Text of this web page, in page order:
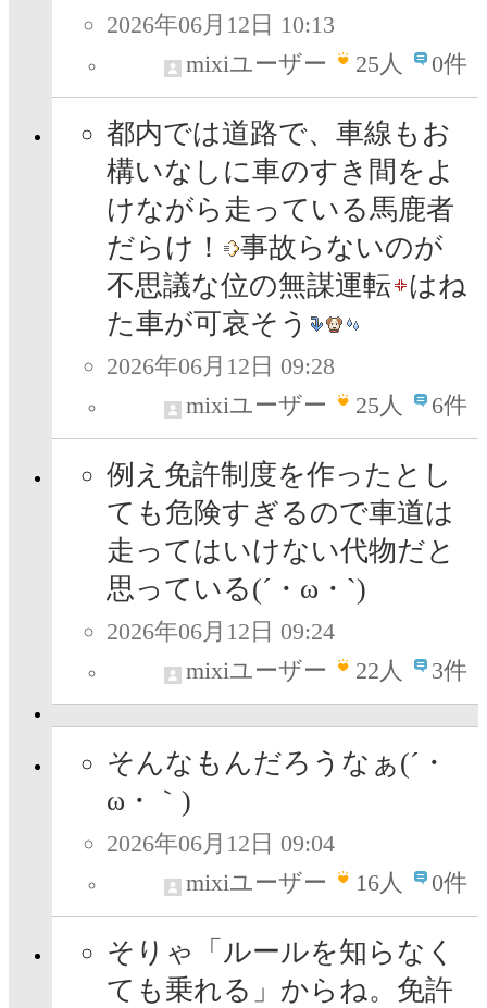
2026年06月12日 10:13
mixiユーザー
25人 0件
都内では道路で、車線もお
構いなしに車のすき間をよ
けながら走っている馬鹿者
だらけ！
事故らないのが
不思議な位の無謀運転 はね
た車が可哀そう
2026年06月12日 09:28
mixiユーザー
25人 6件
例え免許制度を作ったとし
ても危険すぎるので車道は
走ってはいけない代物だと
思っている(´・ω・`)
2026年06月12日 09:24
mixiユーザー
22人 3件
そんなもんだろうなぁ(´・
ω・｀)
2026年06月12日 09:04
mixiユーザー
16人 0件
そりゃ「ルールを知らなく
ても乗れる」からね。免許